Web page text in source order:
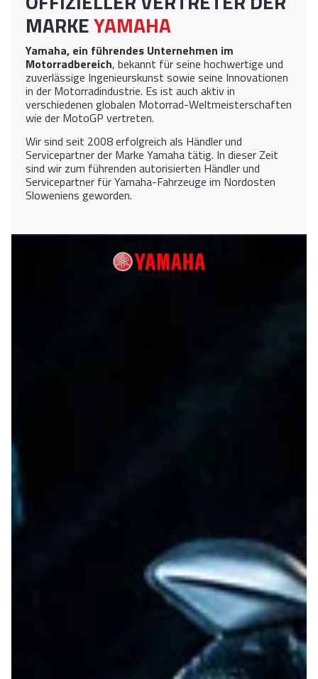
MARKEYAMAHA
Yamaha, ein führendes Unternehmen im
Motorradbereich, bekannt für seine hochwertige und
zuverlässige Ingenieurskunst sowie seine Innovationen
in der Motorradindustrie. Es ist auch aktiv in
verschiedenen globalen Motorrad-Weltmeisterschaften
wie der MotoGP vertreten.
Wir sind seit 2008 erfolgreich als Händler und
Servicepartner der Marke Yamaha tätig. In dieser Zeit
sind wir zum führenden autorisierten Händler und
Servicepartner für Yamaha-Fahrzeuge im Nordosten
Sloweniens geworden.